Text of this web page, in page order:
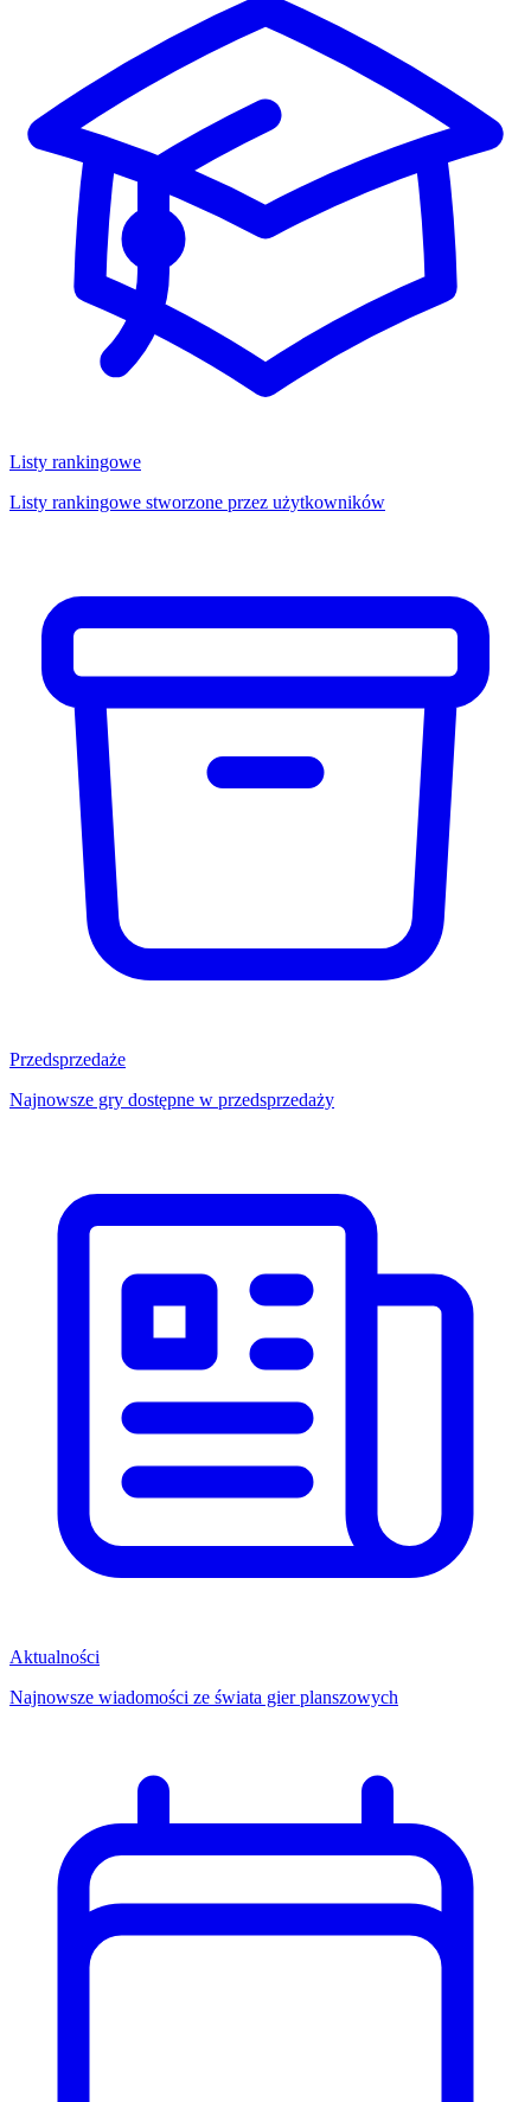
Listy rankingowe
Listy rankingowe stworzone przez użytkowników
Przedsprzedaże
Najnowsze gry dostępne w przedsprzedaży
Aktualności
Najnowsze wiadomości ze świata gier planszowych